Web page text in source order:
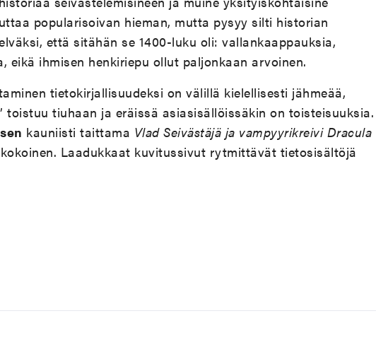
popularisoivan hieman, mutta pysyy silti historian
että sitähän se 1400-luku oli: vallankaappauksia,
eikä ihmisen henkiriepu ollut paljonkaan arvoinen.
tietokirjallisuudeksi on välillä kielellisesti jähmeää,
toistuu tiuhaan ja eräissä asiasisällöissäkin on toisteisuuksia.
kauniisti taittama Vlad Seivästäjä ja vampyyrikreivi Dracula
Laadukkaat kuvitussivut rytmittävät tietosisältöjä